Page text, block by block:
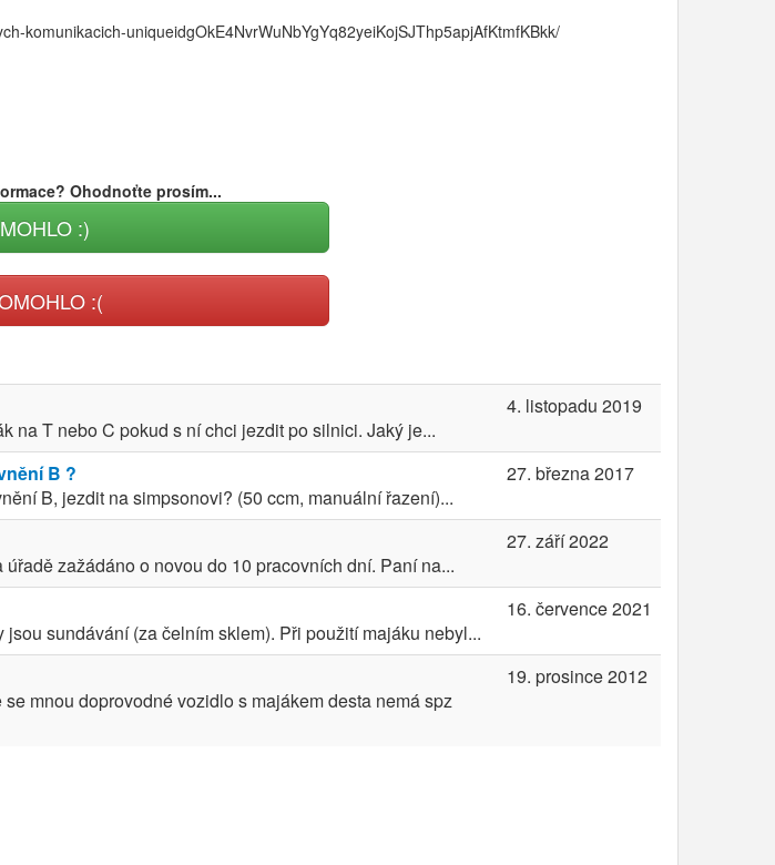
komunikacich-uniqueidgOkE4NvrWuNbYgYq82yeiKojSJThp5apjAfKtmfKBkk/
Ohodnoťte prosím...
:)
:(
na T nebo C pokud s ní chci jezdit po silnici. Jaký je...
4. listopadu 2019
B ?
B, jezdit na simpsonovi? (50 ccm, manuální řazení)...
27. března 2017
zažádáno o novou do 10 pracovních dní. Paní na...
27. září 2022
sundávání (za čelním sklem). Při použití majáku nebyl...
16. července 2021
mnou doprovodné vozidlo s majákem desta nemá spz
19. prosince 2012